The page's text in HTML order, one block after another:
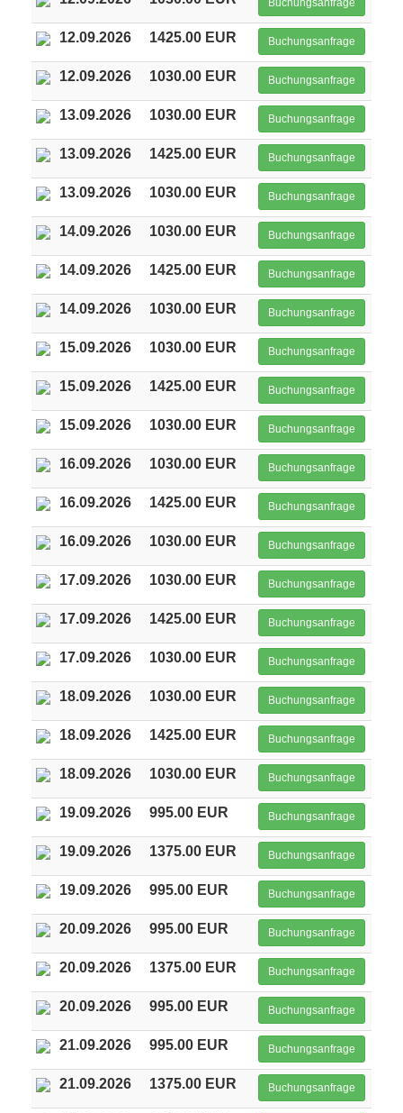
Buchungsanfrage
12.09.2026 1425.00 EUR Buchungsanfrage
12.09.2026 1030.00 EUR Buchungsanfrage
13.09.2026 1030.00 EUR Buchungsanfrage
13.09.2026 1425.00 EUR Buchungsanfrage
13.09.2026 1030.00 EUR Buchungsanfrage
14.09.2026 1030.00 EUR Buchungsanfrage
14.09.2026 1425.00 EUR Buchungsanfrage
14.09.2026 1030.00 EUR Buchungsanfrage
15.09.2026 1030.00 EUR Buchungsanfrage
15.09.2026 1425.00 EUR Buchungsanfrage
15.09.2026 1030.00 EUR Buchungsanfrage
16.09.2026 1030.00 EUR Buchungsanfrage
16.09.2026 1425.00 EUR Buchungsanfrage
16.09.2026 1030.00 EUR Buchungsanfrage
17.09.2026 1030.00 EUR Buchungsanfrage
17.09.2026 1425.00 EUR Buchungsanfrage
17.09.2026 1030.00 EUR Buchungsanfrage
18.09.2026 1030.00 EUR Buchungsanfrage
18.09.2026 1425.00 EUR Buchungsanfrage
18.09.2026 1030.00 EUR Buchungsanfrage
19.09.2026 995.00 EUR Buchungsanfrage
19.09.2026 1375.00 EUR Buchungsanfrage
19.09.2026 995.00 EUR Buchungsanfrage
20.09.2026 995.00 EUR Buchungsanfrage
20.09.2026 1375.00 EUR Buchungsanfrage
20.09.2026 995.00 EUR Buchungsanfrage
21.09.2026 995.00 EUR Buchungsanfrage
21.09.2026 1375.00 EUR Buchungsanfrage